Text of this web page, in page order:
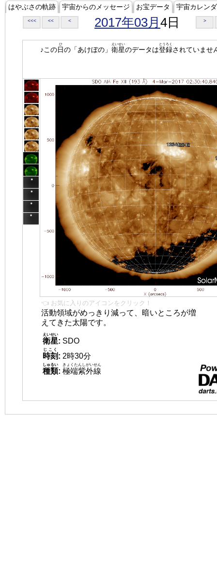
はやぶさの軌跡 宇宙からのメッセージ お宝データ 宇宙カレン
<<< << < 2017年03月 4日 >
♪この日
ひ
の「あけぼの」 衛星
えいせい
のデータは登録
とうろく
されていませ
👈 お気に入りのアイコンをクリック！
活動領域がめっきり減って、暗いところが増
えてきた太陽です。
衛星
えいせい
: SDO
時刻
じこく
: 2時30分
種類
しゅるい
: 極端紫外線
きょくたんしがいせん